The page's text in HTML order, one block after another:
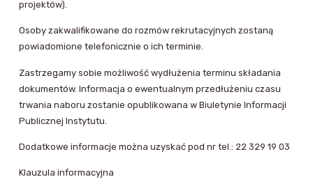
projektów).
Osoby zakwalifikowane do rozmów rekrutacyjnych zostaną
powiadomione telefonicznie o ich terminie.
Zastrzegamy sobie możliwość wydłużenia terminu składania
dokumentów. Informacja o ewentualnym przedłużeniu czasu
trwania naboru zostanie opublikowana w Biuletynie Informacji
Publicznej Instytutu.
Dodatkowe informacje można uzyskać pod nr tel.: 22 329 19 03
Klauzula informacyjna